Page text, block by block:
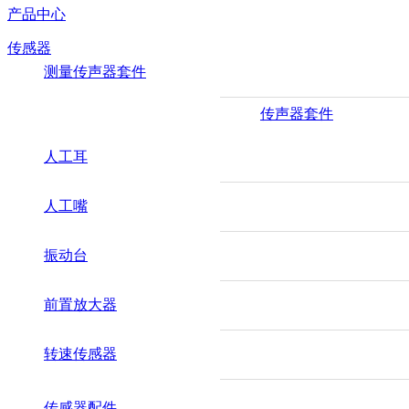
产品中心
传感器
测量传声器套件
传声器套件
人工耳
人工嘴
振动台
前置放大器
转速传感器